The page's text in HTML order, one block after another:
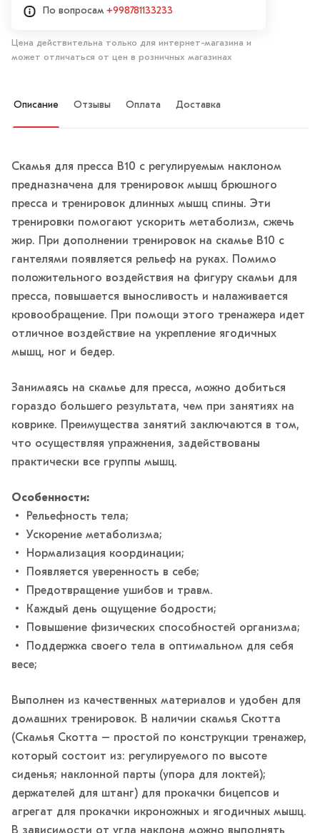
По вопросам +998781133233
Цена действительна только для интернет-магазина и
может отличаться от цен в розничных магазинах
Описание Отзывы Оплата Доставка
Скамья для пресса B10 с регулируемым наклоном
предназначена для тренировок мышц брюшного
пресса и тренировок длинных мышц спины. Эти
тренировки помогают ускорить метаболизм, сжечь
жир. При дополнении тренировок на скамье B10 с
гантелями появляется рельеф на руках. Помимо
положительного воздействия на фигуру скамьи для
пресса, повышается выносливость и налаживается
кровообращение. При помощи этого тренажера идет
отличное воздействие на укрепление ягодичных
мышц, ног и бедер.
Занимаясь на скамье для пресса, можно добиться
гораздо большего результата, чем при занятиях на
коврике. Преимущества занятий заключаются в том,
что осуществляя упражнения, задействованы
практически все группы мышц.
Особенности:
• Рельефность тела;
• Ускорение метаболизма;
• Нормализация координации;
• Появляется уверенность в себе;
• Предотвращение ушибов и травм.
• Каждый день ощущение бодрости;
• Повышение физических способностей организма;
• Поддержка своего тела в оптимальном для себя
весе;
Выполнен из качественных материалов и удобен для
домашних тренировок. В наличии скамья Скотта
(Скамья Скотта – простой по конструкции тренажер,
который состоит из: регулируемого по высоте
сиденья; наклонной парты (упора для локтей);
держателей для штанг) для прокачки бицепсов и
агрегат для прокачки икроножных и ягодичных мышц.